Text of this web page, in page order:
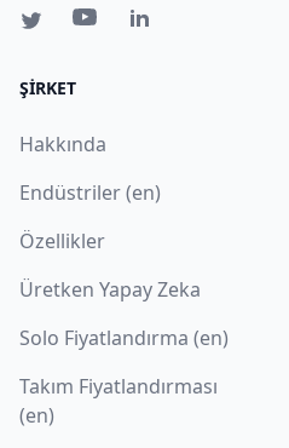
ŞIRKET
Hakkında
Endüstriler (en)
Özellikler
Üretken Yapay Zeka
Solo Fiyatlandırma (en)
Takım Fiyatlandırması
(en)